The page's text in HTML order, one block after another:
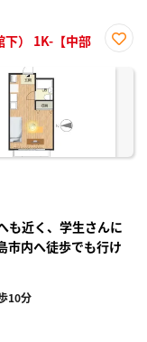
下） 1K-【中部
に入
も近く、学生さんに
市内へ徒歩でも行け
10分